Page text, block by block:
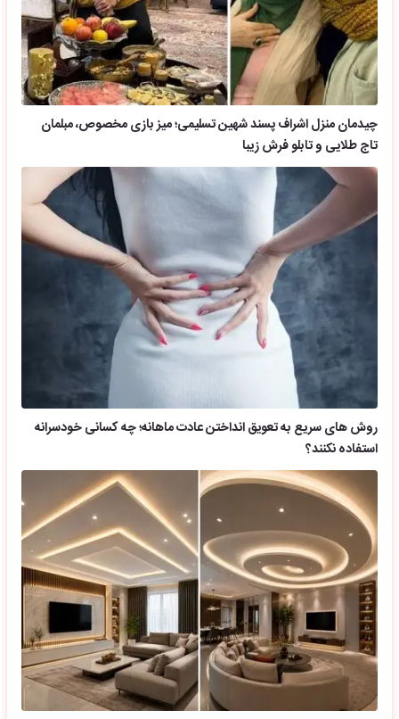
چیدمان منزل اشراف پسند شهین تسلیمی؛ میز بازی مخصوص، مبلمان
تاج طلایی و تابلو فرش زیبا
روش های سریع به تعویق انداختن عادت ماهانه؛ چه کسانی خودسرانه
استفاده نکنند؟